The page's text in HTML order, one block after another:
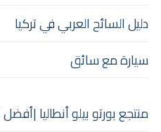
دليل السائح العربي في تركيا
سيارة مع سائق
منتجع بورتو بيلو أنطاليا